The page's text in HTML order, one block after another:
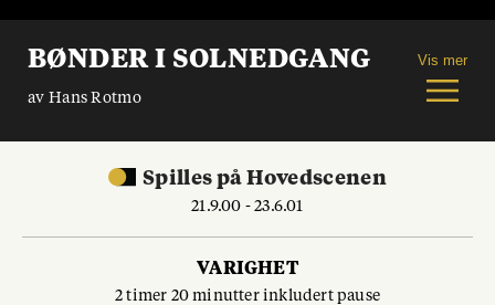
BØNDER I SOLNEDGANG
av Hans Rotmo
Vis mer
Spilles på Hovedscenen
21.9.00 - 23.6.01
VARIGHET
2 timer 20 minutter inkludert pause